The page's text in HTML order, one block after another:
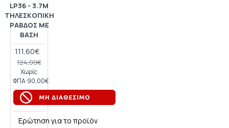
LP36 - 3.7Μ
ΤΗΛΕΣΚΟΠΙΚΉ
ΡΆΒΔΟΣ ΜΕ
ΒΆΣΗ
111,60€
124,00€
Χωρίς
ΦΠΑ:90,00€
Ερώτηση για το προϊόν